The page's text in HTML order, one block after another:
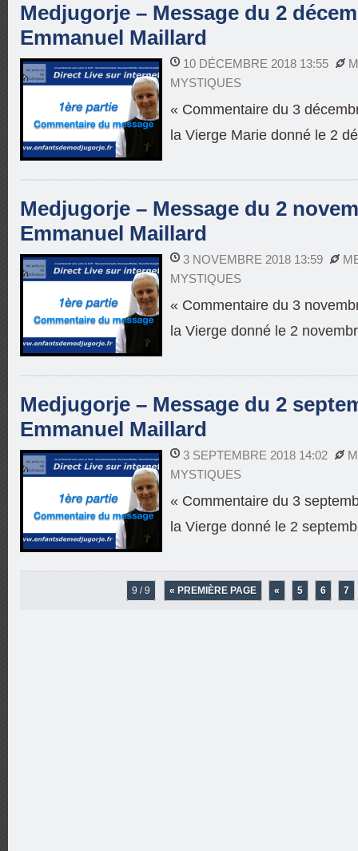
Medjugorje – Message du 2
Emmanuel Maillard
10 DÉCEMBRE 2018 13:55
MYSTIQUES
« Commentaire du 3
la Vierge Marie donné le 2
Medjugorje – Message du 2
Emmanuel Maillard
3 NOVEMBRE 2018 13:59
MYSTIQUES
« Commentaire du 3
la Vierge donné le 2
Medjugorje – Message du 2
Emmanuel Maillard
3 SEPTEMBRE 2018 14:02
MYSTIQUES
« Commentaire du 3
la Vierge donné le 2
9 / 9 « PREMIÈRE PAGE « 5 6 7